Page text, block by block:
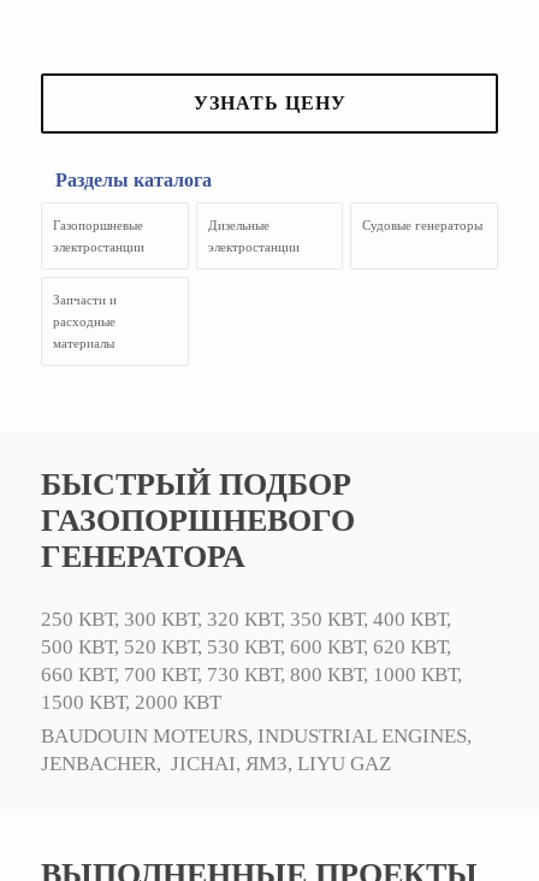
УЗНАТЬ ЦЕНУ
Разделы каталога
Газопоршневые
электростанции
Дизельные
электростанции
Судовые генераторы
Запчасти и
расходные
материалы
БЫСТРЫЙ ПОДБОР
ГАЗОПОРШНЕВОГО
ГЕНЕРАТОРА
250 КВТ, 300 КВТ, 320 КВТ, 350 КВТ, 400 КВТ,
500 КВТ, 520 КВТ, 530 КВТ, 600 КВТ, 620 КВТ,
660 КВТ, 700 КВТ, 730 КВТ, 800 КВТ, 1000 КВТ,
1500 КВТ, 2000 КВТ
BAUDOUIN MOTEURS, INDUSTRIAL ENGINES,
JENBACHER, JICHAI, ЯМЗ, LIYU GAZ